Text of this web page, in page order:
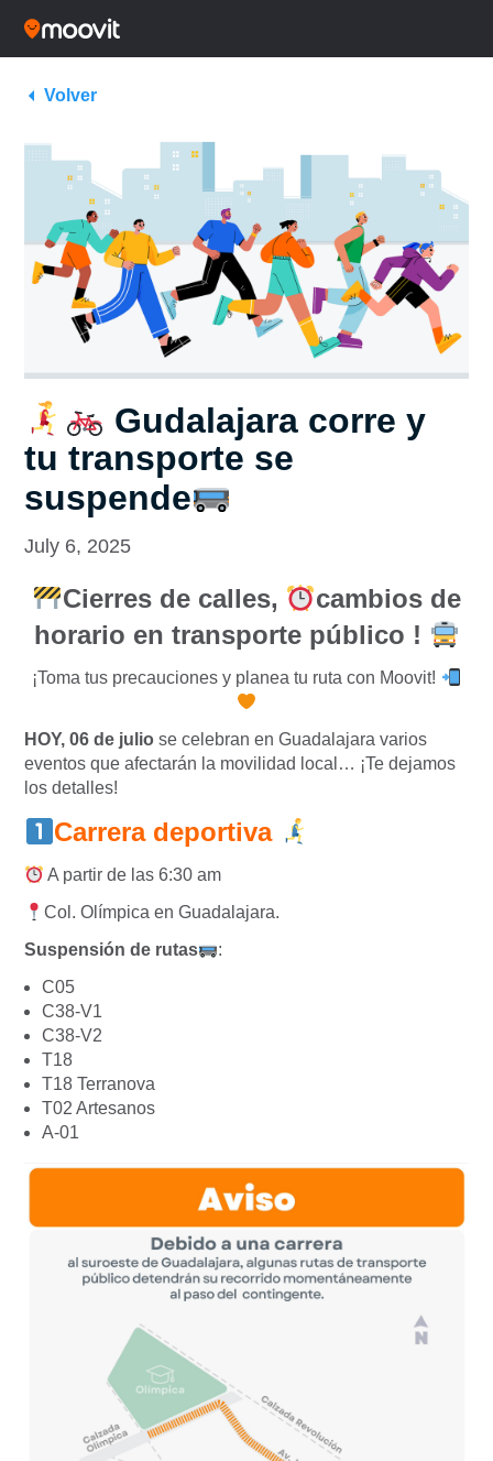
Volver
Gudalajara corre y
tu transporte se
suspende
July 6, 2025
Cierres de calles,
cambios de
horario en transporte público !
¡Toma tus precauciones y planea tu ruta con Moovit!
HOY, 06 de julio se celebran en Guadalajara varios
eventos que afectarán la movilidad local… ¡Te dejamos
los detalles!
Carrera deportiva
A partir de las 6:30 am
Col. Olímpica en Guadalajara.
Suspensión de rutas
:
C05
C38-V1
C38-V2
T18
T18 Terranova
T02 Artesanos
A-01